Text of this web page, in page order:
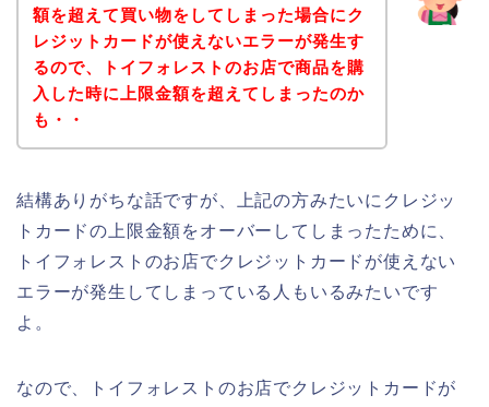
額を超えて買い物をしてしまった場合にク
レジットカードが使えないエラーが発生す
るので、トイフォレストのお店で商品を購
入した時に上限金額を超えてしまったのか
も・・
結構ありがちな話ですが、上記の方みたいにクレジッ
トカードの上限金額をオーバーしてしまったために、
トイフォレストのお店でクレジットカードが使えない
エラーが発生してしまっている人もいるみたいです
よ。
なので、トイフォレストのお店でクレジットカードが